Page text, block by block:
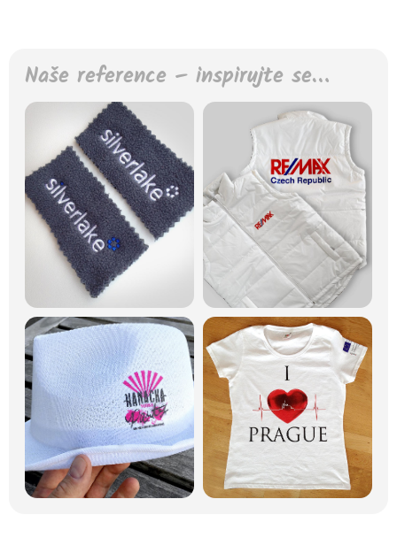
Naše reference – inspirujte se…